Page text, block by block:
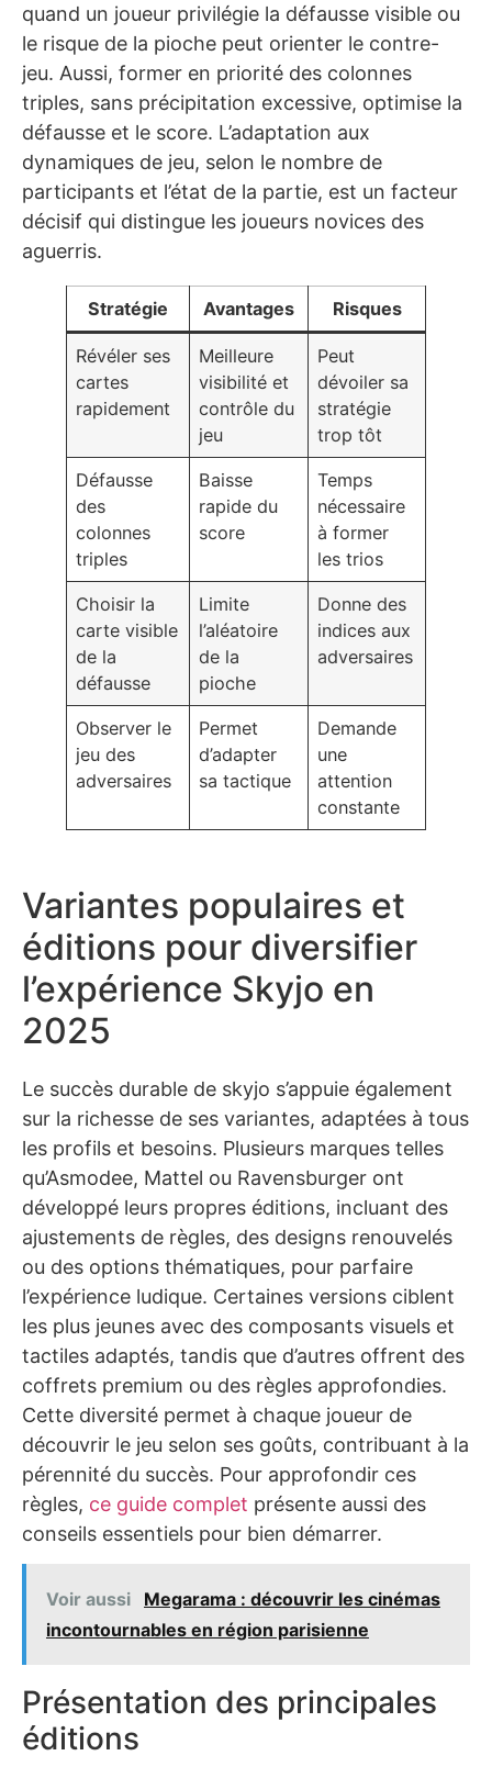
quand un joueur privilégie la défausse visible ou
le risque de la pioche peut orienter le contre-
jeu. Aussi, former en priorité des colonnes
triples, sans précipitation excessive, optimise la
défausse et le score. L’adaptation aux
dynamiques de jeu, selon le nombre de
participants et l’état de la partie, est un facteur
décisif qui distingue les joueurs novices des
aguerris.
Stratégie Avantages Risques
Révéler ses
cartes
rapidement
Meilleure
visibilité et
contrôle du
jeu
Peut
dévoiler sa
stratégie
trop tôt
Défausse
des
colonnes
triples
Baisse
rapide du
score
Temps
nécessaire
à former
les trios
Choisir la
carte visible
de la
défausse
Limite
l’aléatoire
de la
pioche
Donne des
indices aux
adversaires
Observer le
jeu des
adversaires
Permet
d’adapter
sa tactique
Demande
une
attention
constante
Variantes populaires et
éditions pour diversifier
l’expérience Skyjo en
2025
Le succès durable de skyjo s’appuie également
sur la richesse de ses variantes, adaptées à tous
les profils et besoins. Plusieurs marques telles
qu’Asmodee, Mattel ou Ravensburger ont
développé leurs propres éditions, incluant des
ajustements de règles, des designs renouvelés
ou des options thématiques, pour parfaire
l’expérience ludique. Certaines versions ciblent
les plus jeunes avec des composants visuels et
tactiles adaptés, tandis que d’autres offrent des
coffrets premium ou des règles approfondies.
Cette diversité permet à chaque joueur de
découvrir le jeu selon ses goûts, contribuant à la
pérennité du succès. Pour approfondir ces
règles, ce guide complet présente aussi des
conseils essentiels pour bien démarrer.
Voir aussi
Megarama : découvrir les cinémas
incontournables en région parisienne
Présentation des principales
éditions